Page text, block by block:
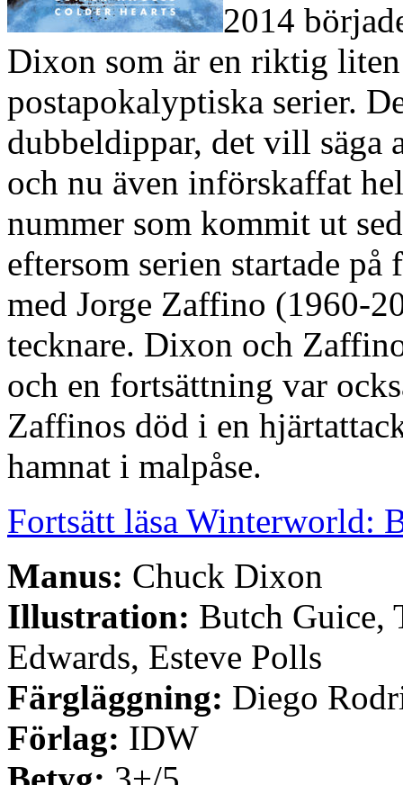
2014
Dixon som är en riktig
postapokalyptiska serier.
dubbeldippar, det vill säga
och nu även införskaffat
nummer som kommit ut
eftersom serien startade
med Jorge Zaffino (1960-
tecknare. Dixon och
och en fortsättning var
Zaffinos död i en
hamnat i malpåse.
Fortsätt läsa Winterworld:
Manus: Chuck Dixon
Illustration: Butch Guice,
Edwards, Esteve Polls
Färgläggning: Diego
Förlag: IDW